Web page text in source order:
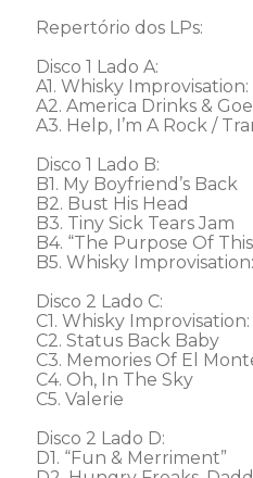
Repertório dos LPs:
Disco 1 Lado A:
A1. Whisky Improvisation:
A2. America Drinks &
A3. Help, I’m A Rock /
Disco 1 Lado B:
B1. My Boyfriend’s Back
B2. Bust His Head
B3. Tiny Sick Tears Jam
B4. “The Purpose Of
B5. Whisky
Disco 2 Lado C:
C1. Whisky
C2. Status Back Baby
C3. Memories Of El
C4. Oh, In The Sky
C5. Valerie
Disco 2 Lado D:
D1. “Fun & Merriment”